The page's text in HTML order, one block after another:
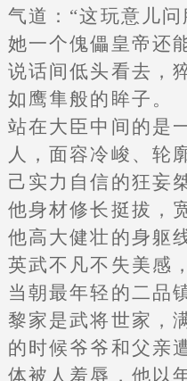
气道：“这玩意儿问
她一个傀儡皇帝还
说话间低头看去，
如鹰隼般的眸子。
站在大臣中间的是
人，面容冷峻、轮
己实力自信的狂妄
他身材修长挺拔，
他高大健壮的身躯
英武不凡不失美感
当朝最年轻的二品
黎家是武将世家，
的时候爷爷和父亲
体被人羞辱，他以